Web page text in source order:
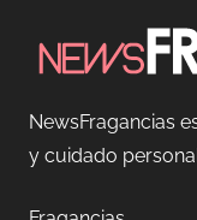
NewsFragancias
y cuidado